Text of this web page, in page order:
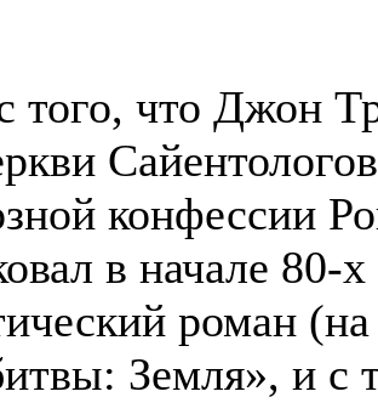
того, что Джон
конфессии
в начале 80-
роман
Земля», и с